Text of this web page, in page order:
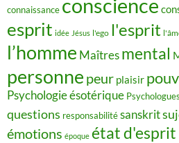
connaissance conscience
esprit idée Jésus l'ego l'esprit
l’homme Maîtres mental
personne peur plaisir
Psychologie ésotérique
questions responsabilitésanskrit
émotions époque état d'esprit